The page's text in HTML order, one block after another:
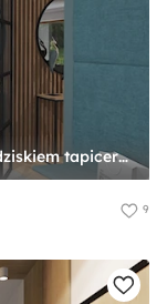
wiatrołap z szafą, lustrem, tapetą i siedziskiem tapicerowanym - zdjęcie od Studio Projektowe Łowicz
9